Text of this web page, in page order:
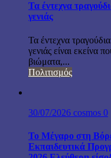
Τα έντεχνα
γενιάς
Τα έντεχνα
γενιάς είναι εκείνα
βιώματα,...
Πολιτισμός
30/07/2026 cosmos 0
Το Μέγαρο στη
Εκπαιδευτικά